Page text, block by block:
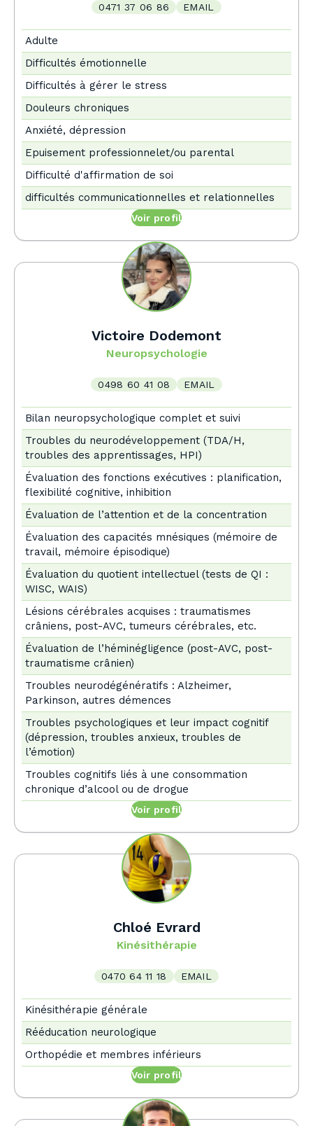
0471 37 06 86 EMAIL
Adulte
Difficultés émotionnelle
Difficultés à gérer le stress
Douleurs chroniques
Anxiété, dépression
Epuisement professionnelet/ou parental
Difficulté d'affirmation de soi
difficultés communicationnelles et relationnelles
Voir profil
Victoire Dodemont
Neuropsychologie
0498 60 41 08 EMAIL
Bilan neuropsychologique complet et suivi
Troubles du neurodéveloppement (TDA/H,
troubles des apprentissages, HPI)
Évaluation des fonctions exécutives : planification,
flexibilité cognitive, inhibition
Évaluation de l’attention et de la concentration
Évaluation des capacités mnésiques (mémoire de
travail, mémoire épisodique)
Évaluation du quotient intellectuel (tests de QI :
WISC, WAIS)
Lésions cérébrales acquises : traumatismes
crâniens, post-AVC, tumeurs cérébrales, etc.
Évaluation de l’héminégligence (post-AVC, post-
traumatisme crânien)
Troubles neurodégénératifs : Alzheimer,
Parkinson, autres démences
Troubles psychologiques et leur impact cognitif
(dépression, troubles anxieux, troubles de
l’émotion)
Troubles cognitifs liés à une consommation
chronique d’alcool ou de drogue
Voir profil
Chloé Evrard
Kinésithérapie
0470 64 11 18 EMAIL
Kinésithérapie générale
Rééducation neurologique
Orthopédie et membres inférieurs
Voir profil